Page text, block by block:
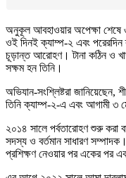
অনুকূল আবহাওয়ার অপেক্ষা শেষে
ওই দিনই ক্যাম্প-২ এবং
চূড়ান্ত আরোহণ। টানা কঠিন ও
সক্ষম হন তিনি।
অভিযান-সংশ্লিষ্টরা জানিয়েছেন,
তিনি ক্যাম্প-২-এ এবং আগামী ৩
২০১৪ সালে পর্বতারোহণ শুরু করা
সদস্য ও বর্তমান সাধারণ
প্রশিক্ষণ নেওয়ার পর একের পর